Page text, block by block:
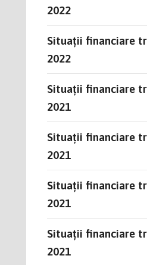
2022
Situații financiare
2022
Situații financiare
2021
Situații financiare
2021
Situații financiare
2021
Situații financiare
2021